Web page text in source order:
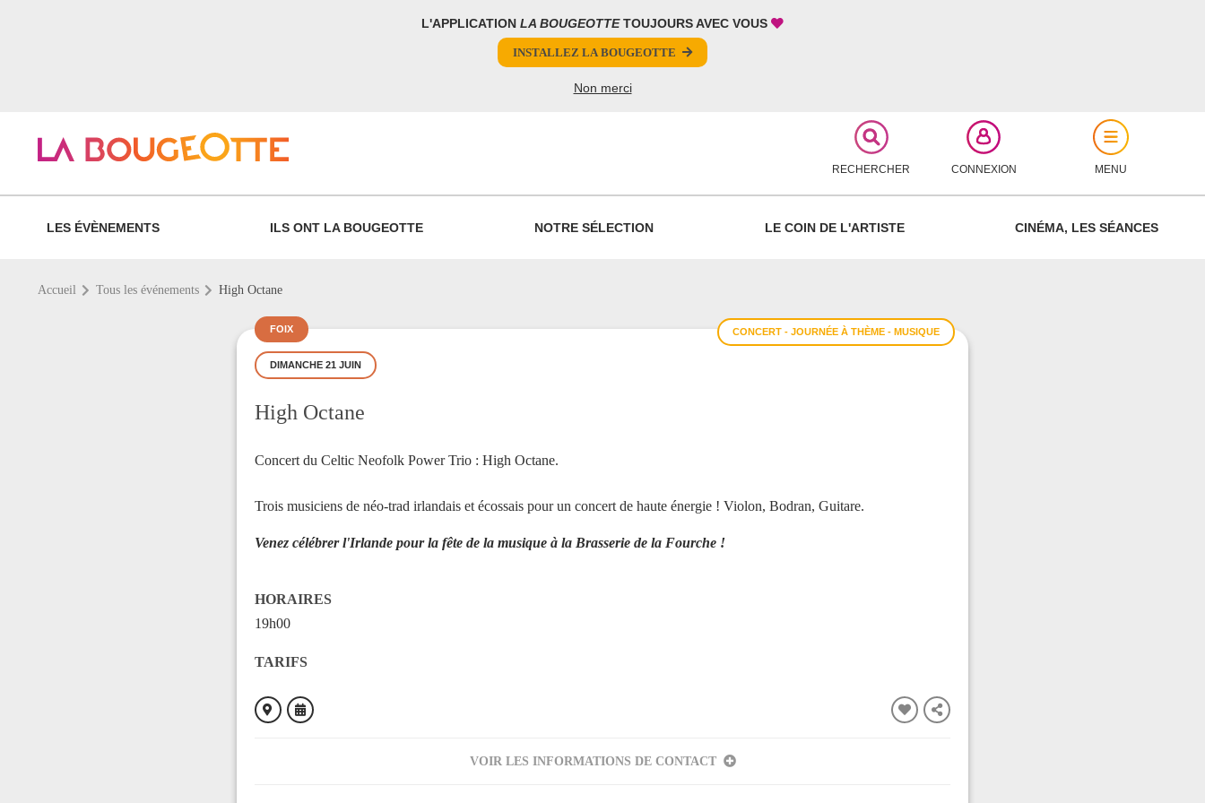
L'APPLICATION LA BOUGEOTTETOUJOURS AVEC VOUS
INSTALLEZ LA BOUGEOTTE
Non merci
RECHERCHER CONNEXION MENU
LES ÉVÈNEMENTS ILS ONT LA BOUGEOTTE NOTRE SÉLECTION LE COIN DE L'ARTISTE CINÉMA, LES SÉANCES
Accueil Tous les événements High Octane
CONCERT - JOURNÉE À THÈME - MUSIQUE
FOIX
DIMANCHE 21 JUIN
High Octane
Concert du Celtic Neofolk Power Trio : High Octane.
Trois musiciens de néo-trad irlandais et écossais pour un concert de haute énergie ! Violon, Bodran, Guitare.
Venez célébrer l'Irlande pour la fête de la musique à la Brasserie de la Fourche !
HORAIRES
19h00
TARIFS
VOIR LES INFORMATIONS DE CONTACT
FERMER
PARTAGER